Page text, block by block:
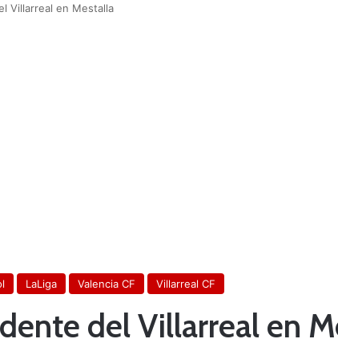
Villarreal en Mestalla
LaLiga Valencia CF Villarreal CF
del Villarreal en